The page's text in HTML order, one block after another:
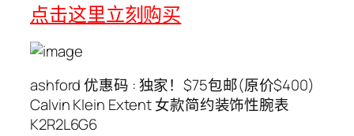
点击这里立刻购买
ashford 优惠码 : 独家！$75包邮(原价$400)
Calvin Klein Extent 女款简约装饰性腕表
K2R2L6G6